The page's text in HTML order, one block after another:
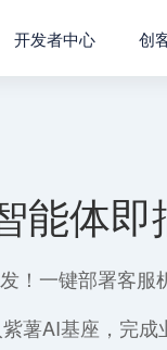
开发者中心 创
能体
！一键部署客服
薯AI基座，完